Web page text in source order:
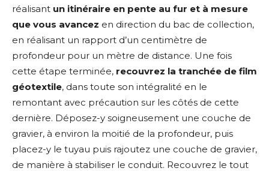
réalisant un itinéraire en pente au fur et à mesure
que vous avancez en direction du bac de collection,
en réalisant un rapport d’un centimètre de
profondeur pour un mètre de distance. Une fois
cette étape terminée, recouvrez la tranchée de film
géotextile, dans toute son intégralité en le
remontant avec précaution sur les côtés de cette
dernière. Déposez-y soigneusement une couche de
gravier, à environ la moitié de la profondeur, puis
placez-y le tuyau puis rajoutez une couche de gravier,
de manière à stabiliser le conduit. Recouvrez le tout